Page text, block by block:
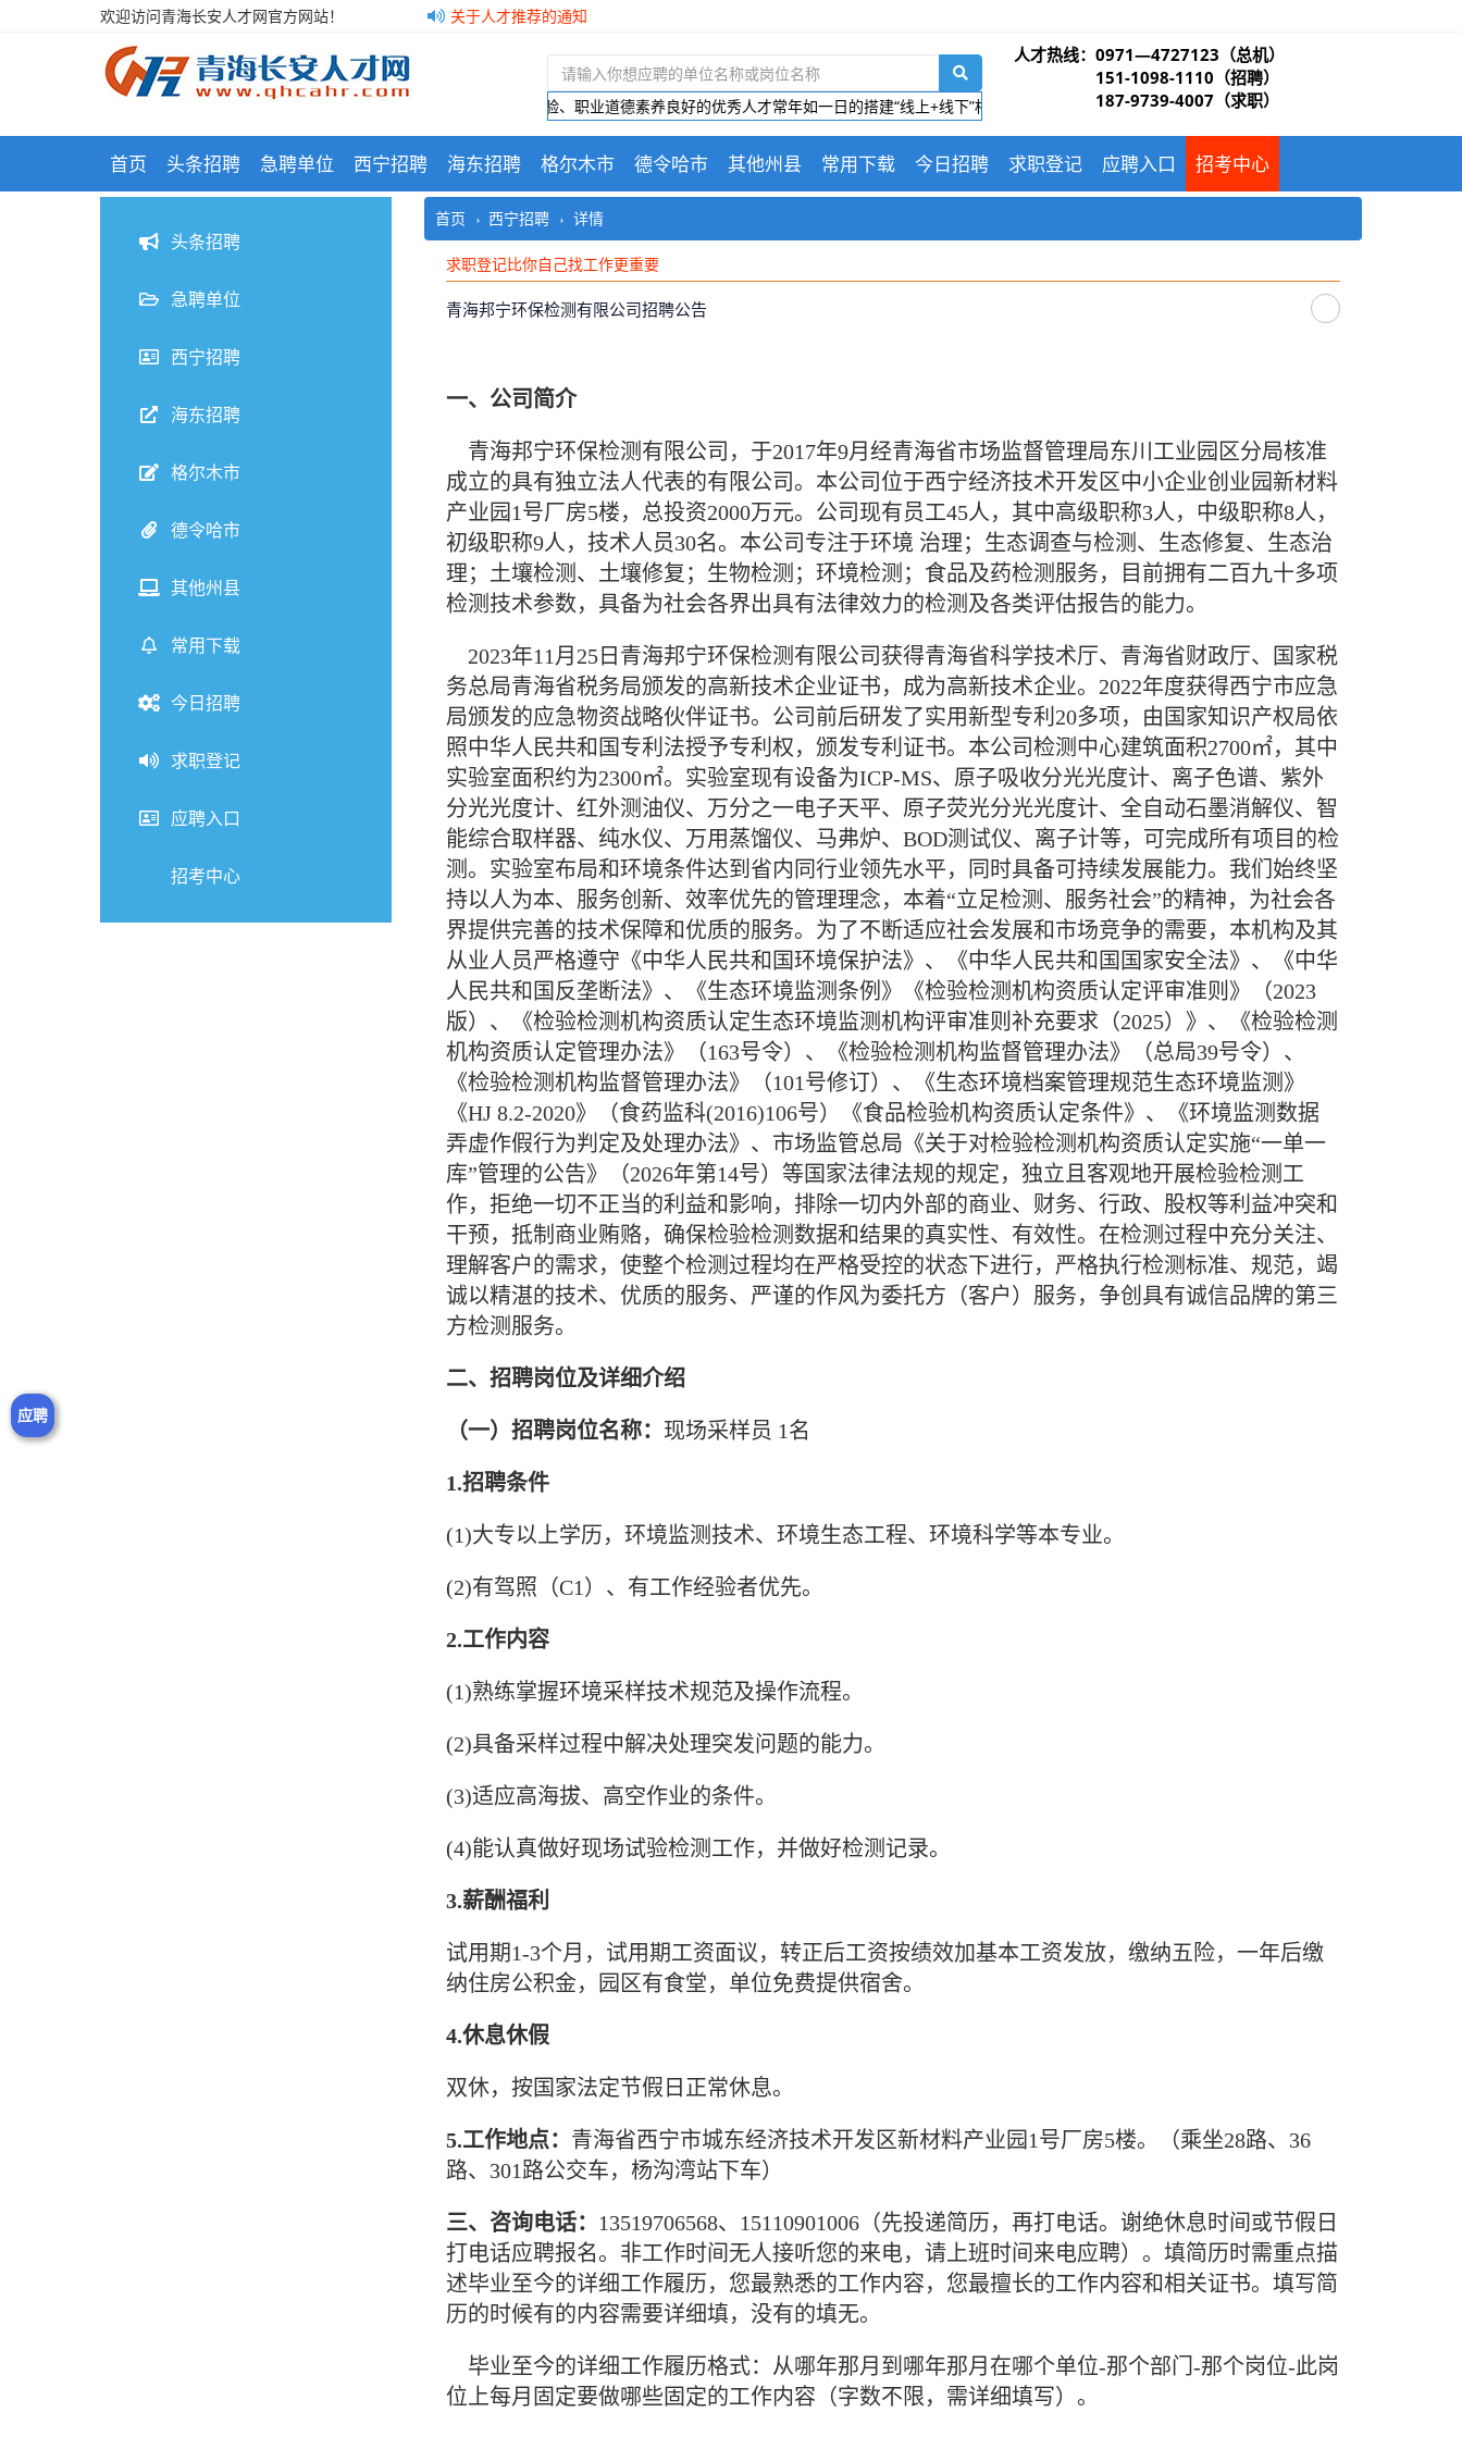
应聘
欢迎访问青海长安人才网官方网站！
关于人才推荐的通知
格尔木国企招聘总经理
青海物产爆破技术服务有限公司招聘公告
www.qhcahr.com）始于2009年3月22日。为有知识、有技能、有经验、职业道德素养良好的优秀人才常年如一日的搭建“线上+线下”相结合的“量体裁衣”式多种招聘模式。兼职岗位，全职岗位相结合的全方位
人才热线： 0971—4727123（总机）
151-1098-1110（招聘）
187-9739-4007（求职）
首页 头条招聘 急聘单位 西宁招聘 海东招聘 格尔木市 德令哈市 其他州县 常用下载 今日招聘 求职登记 应聘入口 招考中心
头条招聘
急聘单位
西宁招聘
海东招聘
格尔木市
德令哈市
其他州县
常用下载
今日招聘
求职登记
应聘入口
招考中心
首页 西宁招聘 详情
求职登记比你自己找工作更重要
求职登记比你自己找工作更重要
求职登记比你自己找工作更重要
青海邦宁环保检测有限公司招聘公告
一、 公司简介
青海邦宁环保检测有限公司，于2017年9月经青海省市场监督管理局东川工业园区分局核准
成立的具有独立法人代表的有限公司。本公司位于西宁经济技术开发区中小企业创业园新材料
产业园1号厂房5楼，总投资2000万元。公司现有员工45人，其中高级职称3人，中级职称8人，
初级职称9人，技术人员30名。本公司专注于环境 治理；生态调查与检测、生态修复、生态治
理；土壤检测、土壤修复；生物检测；环境检测；食品及药检测服务，目前拥有二百九十多项
检测技术参数，具备为社会各界出具有法律效力的检测及各类评估报告的能力。
2023年11月25日青海邦宁环保检测有限公司获得青海省科学技术厅、青海省财政厅、国家税
务总局青海省税务局颁发的高新技术企业证书，成为高新技术企业。2022年度获得西宁市应急
局颁发的应急物资战略伙伴证书。公司前后研发了实用新型专利20多项，由国家知识产权局依
照中华人民共和国专利法授予专利权，颁发专利证书。本公司检测中心建筑面积2700㎡，其中
实验室面积约为2300㎡。实验室现有设备为ICP-MS、原子吸收分光光度计、离子色谱、紫外
分光光度计、红外测油仪、万分之一电子天平、原子荧光分光光度计、全自动石墨消解仪、智
能综合取样器、纯水仪、万用蒸馏仪、马弗炉、BOD测试仪、离子计等，可完成所有项目的检
测。实验室布局和环境条件达到省内同行业领先水平，同时具备可持续发展能力。我们始终坚
持以人为本、服务创新、效率优先的管理理念，本着“立足检测、服务社会”的精神，为社会各
界提供完善的技术保障和优质的服务。为了不断适应社会发展和市场竞争的需要，本机构及其
从业人员严格遵守《中华人民共和国环境保护法》、《中华人民共和国国家安全法》、《中华
人民共和国反垄断法》、《生态环境监测条例》《检验检测机构资质认定评审准则》（2023
版）、《检验检测机构资质认定生态环境监测机构评审准则补充要求（2025）》、《检验检测
机构资质认定管理办法》（163号令）、《检验检测机构监督管理办法》（总局39号令）、
《检验检测机构监督管理办法》（101号修订）、《生态环境档案管理规范生态环境监测》
《HJ 8.2-2020》（食药监科(2016)106号）《食品检验机构资质认定条件》、《环境监测数据
弄虚作假行为判定及处理办法》、市场监管总局《关于对检验检测机构资质认定实施“一单一
库”管理的公告》（2026年第14号）等国家法律法规的规定，独立且客观地开展检验检测工
作，拒绝一切不正当的利益和影响，排除一切内外部的商业、财务、行政、股权等利益冲突和
干预，抵制商业贿赂，确保检验检测数据和结果的真实性、有效性。在检测过程中充分关注、
理解客户的需求，使整个检测过程均在严格受控的状态下进行，严格执行检测标准、规范，竭
诚以精湛的技术、优质的服务、严谨的作风为委托方（客户）服务，争创具有诚信品牌的第三
方检测服务。
二、招聘岗位及详细介绍
（一）招聘岗位名称： 现场采样员 1名
1.招聘条件
(1)大专以上学历，环境监测技术、环境生态工程、环境科学等本专业。
(2)有驾照（C1）、有工作经验者优先。
2.工作内容
(1)熟练掌握环境采样技术规范及操作流程。
(2)具备采样过程中解决处理突发问题的能力。
(3)适应高海拔、高空作业的条件。
(4)能认真做好现场试验检测工作，并做好检测记录。
3.薪酬福利
试用期1-3个月，试用期工资面议，转正后工资按绩效加基本工资发放，缴纳五险，一年后缴
纳住房公积金，园区有食堂，单位免费提供宿舍。
4.休息休假
双休，按国家法定节假日正常休息。
5.工作地点： 青海省西宁市城东经济技术开发区新材料产业园1号厂房5楼。（乘坐28路、36
路、301路公交车，杨沟湾站下车）
三、咨询电话： 13519706568、15110901006（先投递简历，再打电话。谢绝休息时间或节假日
打电话应聘报名。非工作时间无人接听您的来电，请上班时间来电应聘）。填简历时需重点描
述毕业至今的详细工作履历，您最熟悉的工作内容，您最擅长的工作内容和相关证书。填写简
历的时候有的内容需要详细填，没有的填无。
毕业至今的详细工作履历格式：从哪年那月到哪年那月在哪个单位-那个部门-那个岗位-此岗
位上每月固定要做哪些固定的工作内容（字数不限，需详细填写）。